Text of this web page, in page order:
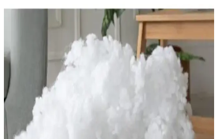
Şık ve Konforlu Yorgan Seçenekleri: Modern Yatak
Odaları İçin Estetik ve Rahat Alternatifler
Yatak odası dekorasyonunda şıklık ve konforu bir arada sunan
yorganlar, malzeme, tasarım ve kullanım alanına göre seçilerek
odanın estetiğine katkı sağlar, rahat uyku ortamı oluşturur.
Yatak Odası İçin En Uygun Yorgan Seçimi ve
Dekorasyon İpuçları
Yatak odası dekorasyonunda yorgan seçimi, malzeme, boyut ve
türlere göre uyum sağlayarak uyku kalitenizi artırır. Doğru seçimle
hem konfor hem de estetik sağlanır.